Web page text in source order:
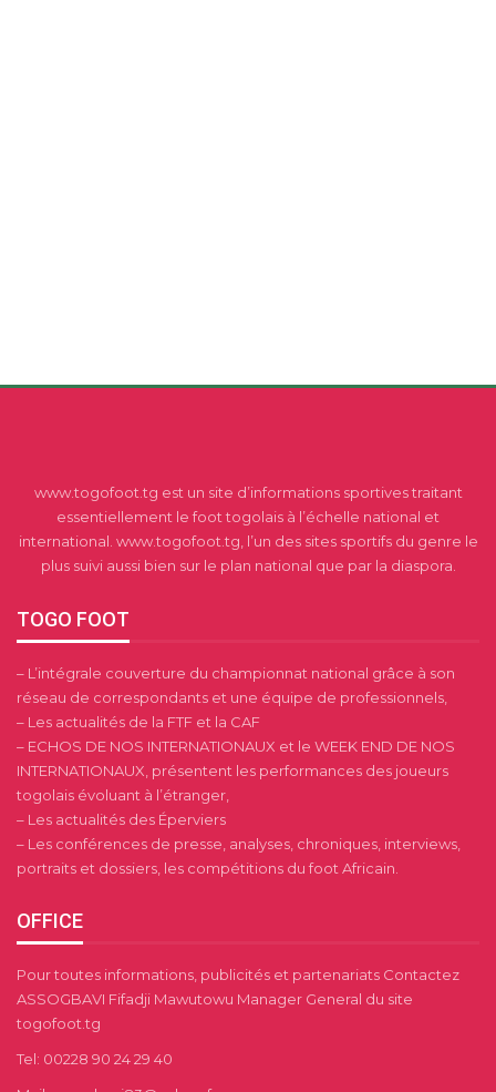
www.togofoot.tg est un site d’informations sportives traitant
essentiellement le foot togolais à l’échelle national et
international. www.togofoot.tg, l’un des sites sportifs du genre le
plus suivi aussi bien sur le plan national que par la diaspora.
TOGO FOOT
– L’intégrale couverture du championnat national grâce à son
réseau de correspondants et une équipe de professionnels,
– Les actualités de la FTF et la CAF
– ECHOS DE NOS INTERNATIONAUX et le WEEK END DE NOS
INTERNATIONAUX, présentent les performances des joueurs
togolais évoluant à l’étranger,
– Les actualités des Éperviers
– Les conférences de presse, analyses, chroniques, interviews,
portraits et dossiers, les compétitions du foot Africain.
OFFICE
Pour toutes informations, publicités et partenariats Contactez
ASSOGBAVI Fifadji Mawutowu Manager General du site
togofoot.tg
Tel: 00228 90 24 29 40